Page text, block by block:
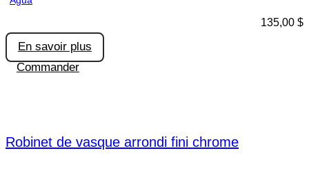
135,00 $
En savoir plus
Commander
Robinet de vasque arrondi fini chrome